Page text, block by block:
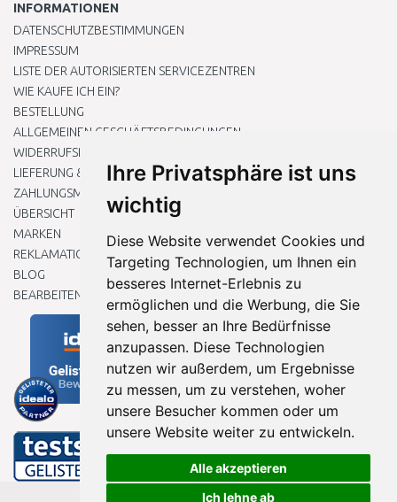
Ihre Privatsphäre ist uns
wichtig
Diese Website verwendet Cookies und
Targeting Technologien, um Ihnen ein
besseres Internet-Erlebnis zu
ermöglichen und die Werbung, die Sie
sehen, besser an Ihre Bedürfnisse
anzupassen. Diese Technologien
nutzen wir außerdem, um Ergebnisse
zu messen, um zu verstehen, woher
unsere Besucher kommen oder um
unsere Website weiter zu entwickeln.
Alle akzeptieren
Ich lehne ab
INFORMATIONEN
DATENSCHUTZBESTIMMUNGEN
IMPRESSUM
LISTE DER AUTORISIERTEN SERVICEZENTREN
WIE KAUFE ICH EIN?
BESTELLUNG
ALLGEMEINEN GESCHÄFTSBEDINGUNGEN
WIDERRUFSRECHT
LIEFERUNG & ZAHLUNG
ZAHLUNGSMETHODEN
ÜBERSICHT
MARKEN
REKLAMATIONEN UND RETOUREN
BLOG
BEARBEITEN SIE MEINE COOKIE-EINSTELLUNGEN